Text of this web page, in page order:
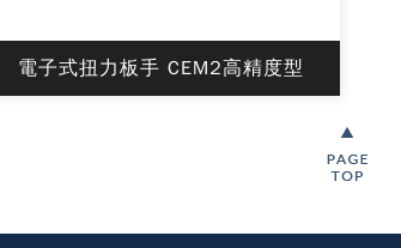
電子式扭力板手 CEM2高精度型